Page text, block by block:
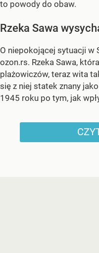
to powody do obaw.
Rzeka Sawa
O niepokojącej sytuacji w
ozon.rs. Rzeka Sawa,
plażowiczów, teraz wita
się z niej statek znany
1945 roku po tym, jak